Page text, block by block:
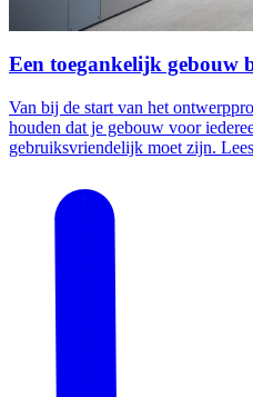
Een toegankelijk gebouw
Van bij de start van het
houden dat je gebouw voor
gebruiksvriendelijk moet zijn.